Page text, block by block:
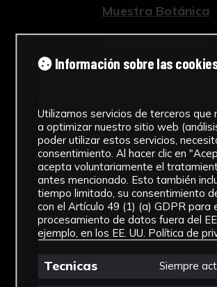
Muestra Botánica
Cronología
SF
Fondo Herbario
Inscripciones
U-088
Género
Stevia
Información sobre las
Utilizamos servicios de terceros que
a optimizar nuestro sitio web
poder utilizar estos servicios,
consentimiento. Al hacer clic en
acepta voluntariamente el
antes mencionado. Esto también
tiempo limitado, su consentimiento
con el Artículo 49 (1) (a) GDPR para
procesamiento de datos fuera del
ejemplo, en los EE. UU. Política de
Tecnicas Siempre